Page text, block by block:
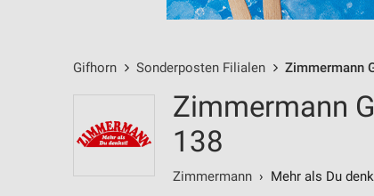
Gifhorn Sonderposten Filialen Zimmermann
Zimmermann
138
Zimmermann › Mehr als Du